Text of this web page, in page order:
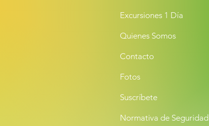
Excursiones 1 Día
Quienes Somos
Contacto
Fotos
Suscríbete
Normativa de Seguridad